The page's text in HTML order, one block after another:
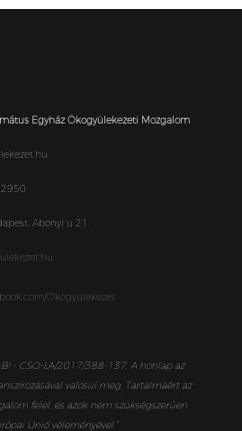
Egyház Ökogyülekezeti Mozgalom
Abonyi u 21.
Okogyulekezet
B! - CSO-LA/2017/388-137. A honlap az
valósul meg. Tartalmáért az
felel, és azok nem szükségszerűen
Unió véleményével.”